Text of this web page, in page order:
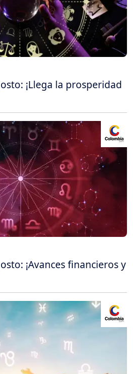
¡Llega la prosperidad
¡Avances financieros y